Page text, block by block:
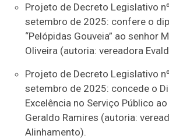
Projeto de Decreto Legislativo
setembro de 2025: confere o
“Pelópidas Gouveia” ao senhor
Oliveira (autoria: vereadora
Projeto de Decreto Legislativo
setembro de 2025: concede o
Excelência no Serviço Público
Geraldo Ramires (autoria:
Alinhamento).